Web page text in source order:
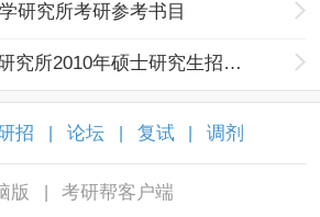
研究所考研参考书目
中国科学院电子学研究所2010年硕士研究生招生参考书目
招 论坛 复试 调剂
版 考研帮客户端